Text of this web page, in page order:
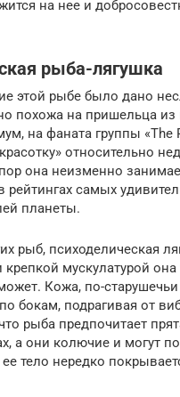
на нее и
рыба-лягушка
этой рыбе было дано
похожа на пришельца из
на фаната группы «The
относительно
пор она неизменно
рейтингах самых
планеты.
рыб, психоделическая
крепкой мускулатурой
Кожа, по-
бокам, подрагивая от
рыба предпочитает
а они колючие и могут
тело нередко